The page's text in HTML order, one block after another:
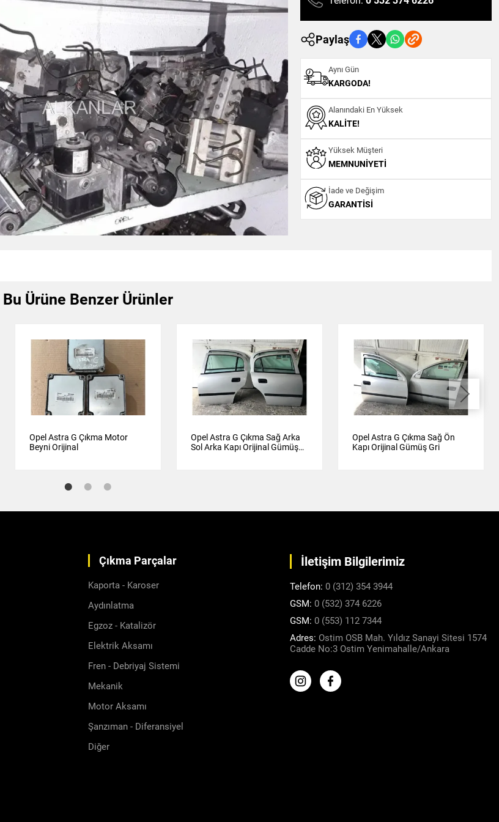
Paylaş
Aynı Gün
KARGODA!
Alanındaki En Yüksek
KALITE!
Yüksek Müşteri
MEMNUNIYETI
İade ve Değişim
GARANTISI
Bu Ürüne Benzer Ürünler
Opel Astra G Çıkma Motor
Beyni Orijinal
Opel Astra G Çıkma Sağ Arka
Sol Arka Kapı Orijinal Gümüş
Opel Astra G Çıkma Sağ Ön
Kapı Orijinal Gümüş Gri
Çıkma Parçalar
Kaporta - Karoser
Aydınlatma
Egzoz - Katalizör
Elektrik Aksamı
Fren - Debriyaj Sistemi
Mekanik
Motor Aksamı
Şanzıman - Diferansiyel
Diğer
İletişim Bilgilerimiz
Telefon: 0 (312) 354 3944
GSM: 0 (532) 374 6226
GSM: 0 (553) 112 7344
Adres: Ostim OSB Mah. Yıldız Sanayi Sitesi 1574
Cadde No:3 Ostim Yenimahalle/Ankara